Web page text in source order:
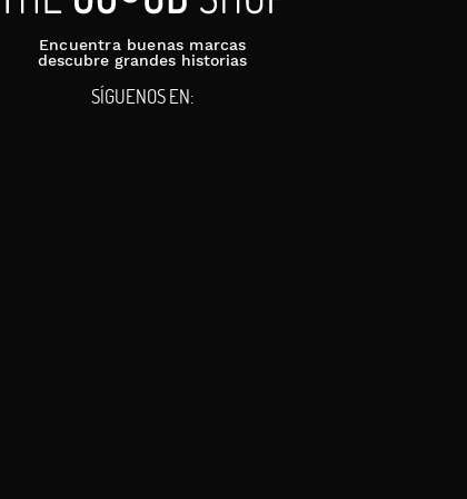
Encuentra buenas marcas
descubre grandes historias
SÍGUENOS EN: